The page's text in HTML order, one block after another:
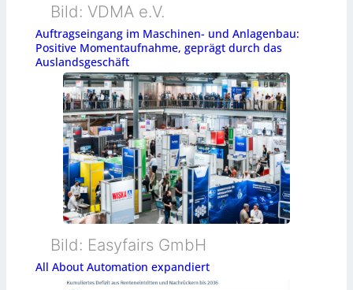
Bild: VDMA e.V.
Auftragseingang im Maschinen- und Anlagenbau:
Positive Momentaufnahme, geprägt durch das
Auslandsgeschäft
Bild: Easyfairs GmbH
All About Automation expandiert